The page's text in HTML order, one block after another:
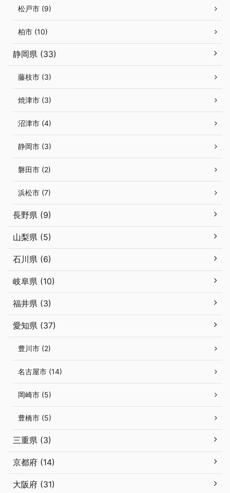
松戸市 (9)
柏市 (10)
静岡県 (33)
藤枝市 (3)
焼津市 (3)
沼津市 (4)
静岡市 (3)
磐田市 (2)
浜松市 (7)
長野県 (9)
山梨県 (5)
石川県 (6)
岐阜県 (10)
福井県 (3)
愛知県 (37)
豊川市 (2)
名古屋市 (14)
岡崎市 (5)
豊橋市 (5)
三重県 (3)
京都府 (14)
大阪府 (31)